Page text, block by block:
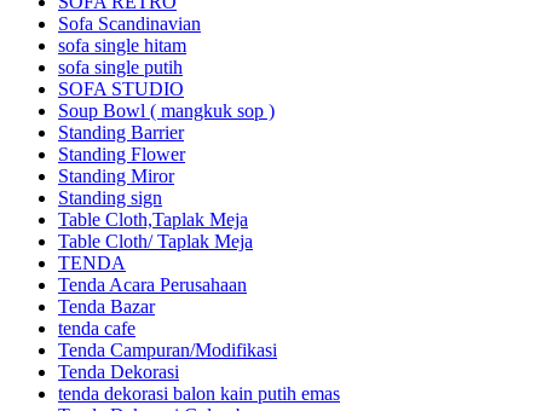
Sofa Scandinavian
sofa single hitam
sofa single putih
SOFA STUDIO
Soup Bowl ( mangkuk sop )
Standing Barrier
Standing Flower
Standing Miror
Standing sign
Table Cloth,Taplak Meja
Table Cloth/ Taplak Meja
TENDA
Tenda Acara Perusahaan
Tenda Bazar
tenda cafe
Tenda Campuran/Modifikasi
Tenda Dekorasi
tenda dekorasi balon kain putih emas